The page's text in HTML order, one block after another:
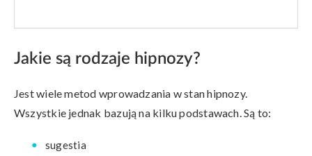
Jakie są rodzaje hipnozy?
Jest wiele metod wprowadzania w stan hipnozy.
Wszystkie jednak bazują na kilku podstawach. Są to:
sugestia